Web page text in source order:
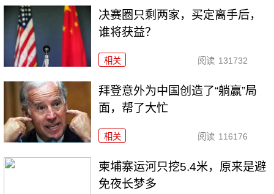
决赛圈只剩两家，买定离手后，
谁将获益？
相关 阅读 131732
拜登意外为中国创造了“躺赢”局
面，帮了大忙
相关 阅读 116176
柬埔寨运河只挖5.4米，原来是避
免夜长梦多